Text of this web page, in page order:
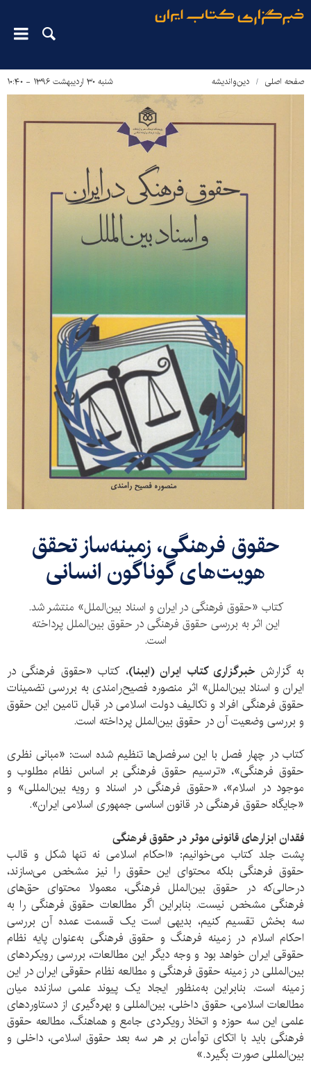
صفحه اصلی دین‌واندیشه شنبه ۳۰ اردیبهشت ۱۳۹۶ - ۱۰:۴۰
حقوق فرهنگی، زمینه‌ساز تحقق
هویت‌های گوناگون انسانی
کتاب «حقوق فرهنگی در ایران و اسناد بین‌الملل» منتشر شد.
این اثر به بررسی حقوق فرهنگی در حقوق بین‌الملل پرداخته
است.
به گزارش خبرگزاری کتاب ایران (ایبنا)، کتاب «حقوق فرهنگی در
ایران و اسناد بین‌الملل» اثر منصوره فصیح‌رامندی به بررسی تضمینات
حقوق فرهنگی افراد و تکالیف دولت اسلامی در قبال تامین این حقوق
و بررسی وضعیت آن در حقوق بین‌الملل پرداخته است.
کتاب در چهار فصل با این سرفصل‌ها تنظیم شده است: «مبانی نظری
حقوق فرهنگی»، «ترسیم حقوق فرهنگی بر اساس نظام مطلوب و
موجود در اسلام»، «حقوق فرهنگی در اسناد و رویه بین‌المللی» و
«جایگاه حقوق فرهنگی در قانون اساسی جمهوری اسلامی ایران».
فقدان ابزارهای قانونی موثر در حقوق فرهنگی
پشت جلد کتاب می‌خوانیم: «احکام اسلامی نه تنها شکل و قالب
حقوق فرهنگی بلکه محتوای این حقوق را نیز مشخص می‌سازند،
درحالی‌که در حقوق بین‌الملل فرهنگی، معمولا محتوای حق‌های
فرهنگی مشخص نیست. بنابراین اگر مطالعات حقوق فرهنگی را به
سه بخش تقسیم کنیم، بدیهی است یک قسمت عمده آن بررسی
احکام اسلام در زمینه فرهنگ و حقوق فرهنگی به‌عنوان پایه نظام
حقوقی ایران خواهد بود و وجه دیگر این مطالعات، بررسی رویکردهای
بین‌المللی در زمینه حقوق فرهنگی و مطالعه نظام حقوقی ایران در این
زمینه است. بنابراین به‌منظور ایجاد یک پیوند علمی سازنده میان
مطالعات اسلامی، حقوق داخلی، بین‌المللی و بهره‌گیری از دستاوردهای
علمی این سه حوزه و اتخاذ رویکردی جامع و هماهنگ، مطالعه حقوق
فرهنگی باید با اتکای توأمان بر هر سه بعد حقوق اسلامی، داخلی و
بین‌المللی صورت بگیرد.»